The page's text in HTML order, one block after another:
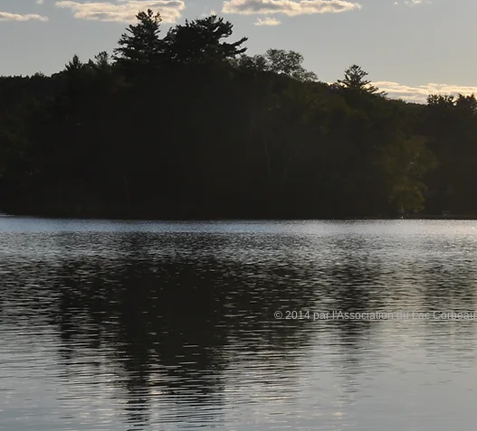
© 2014 par l'Association du Lac Corbeau